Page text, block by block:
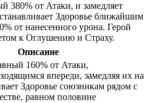
380% от Атаки, и замедляет
Здоровье ближайшим
от нанесенного урона. Герой
к Оглушению и Страху.
Описание
160% от Атаки,
впереди, замедляя их на
Здоровье союзникам рядом с
равном половине